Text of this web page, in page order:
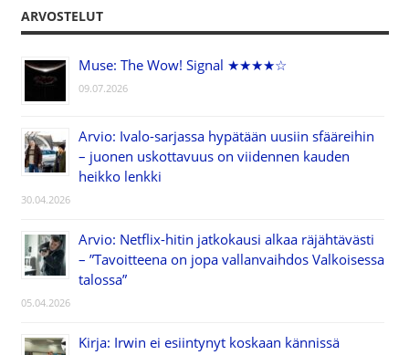
ARVOSTELUT
Muse: The Wow! Signal ★★★★☆
09.07.2026
Arvio: Ivalo-sarjassa hypätään uusiin sfääreihin
– juonen uskottavuus on viidennen kauden
heikko lenkki
30.04.2026
Arvio: Netflix-hitin jatkokausi alkaa räjähtävästi
– ”Tavoitteena on jopa vallanvaihdos Valkoisessa
talossa”
05.04.2026
Kirja: Irwin ei esiintynyt koskaan kännissä